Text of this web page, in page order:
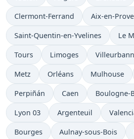
Clermont-Ferrand Aix-en-
Saint-Quentin-en-Yvelines Le
Tours Limoges
Metz Orléans Mulhouse
Perpiñán Caen Boulogne-
Lyon 03 Argenteuil
Bourges Aulnay-sous-Bois